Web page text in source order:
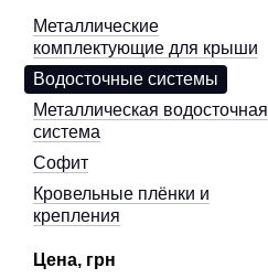
Металлические
комплектующие для крыши
Водосточные системы
Металлическая водосточная
система
Софит
Кровельные плёнки и
крепления
Цена, грн